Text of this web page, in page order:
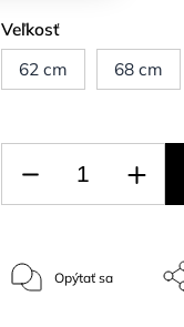
Veľkosť
62 cm
68 cm
Opýtať sa